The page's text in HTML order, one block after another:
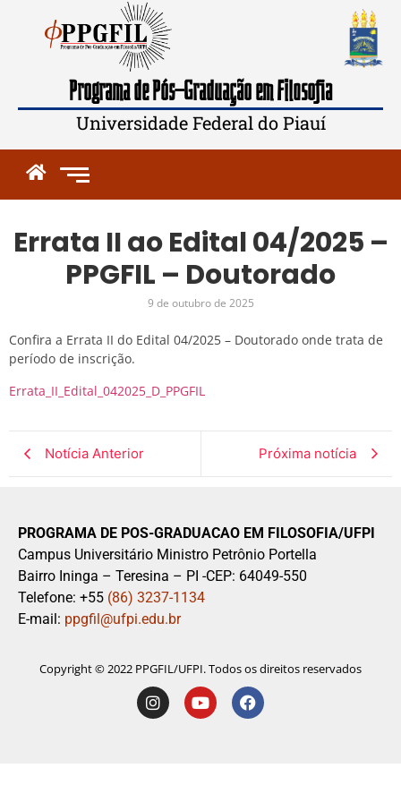
Programa de Pós-Graduação em Filosofia
Universidade Federal do Piauí
Errata II ao Edital 04/2025 –
PPGFIL – Doutorado
9 de outubro de 2025
Confira a Errata II do Edital 04/2025 – Doutorado onde trata de
período de inscrição.
Errata_II_Edital_042025_D_PPGFIL
Notícia Anterior Próxima notícia
PROGRAMA DE POS-GRADUACAO EM FILOSOFIA/UFPI
Campus Universitário Ministro Petrônio Portella
Bairro Ininga – Teresina – PI -CEP: 64049-550
Telefone: +55 (86) 3237-1134
E-mail: ppgfil@ufpi.edu.br
Copyright © 2022 PPGFIL/UFPI. Todos os direitos reservados